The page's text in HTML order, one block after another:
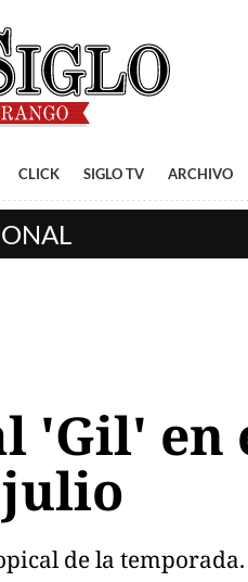
CLICK SIGLO TV ARCHIVO
'Gil' en
julio
de la temporada.